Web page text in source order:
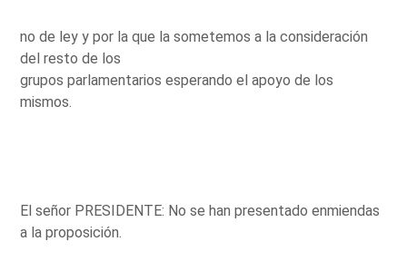
no de ley y por la que la sometemos a la consideración
del resto de los
grupos parlamentarios esperando el apoyo de los
mismos.
El señor PRESIDENTE: No se han presentado enmiendas
a la proposición.